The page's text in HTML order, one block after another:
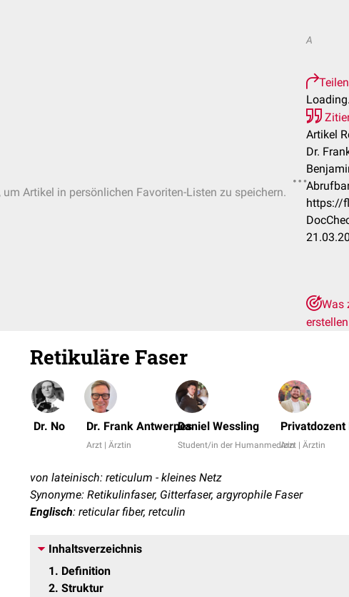
um Artikel in persönlichen Favoriten-Listen zu speichern.
A
Teilen
Artikel
Dr.
https://
Was
erstellen
Retikuläre Faser
Dr. No Dr. Frank Antwerpes
Arzt | Ärztin
Daniel Wessling
Student/in der Humanmedizin
Privatdozent
Arzt | Ärztin
von lateinisch: reticulum - kleines Netz
Synonyme: Retikulinfaser, Gitterfaser, argyrophile Faser
Englisch: reticular fiber, retculin
Inhaltsverzeichnis
1
Definition
2 Struktur